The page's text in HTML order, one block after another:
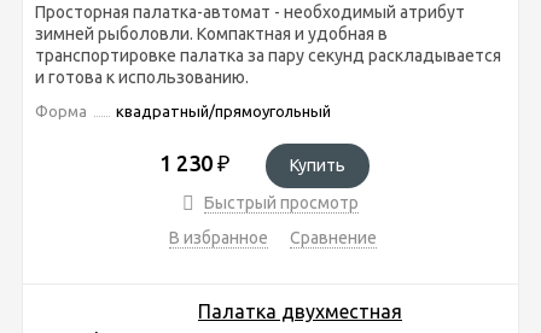
Просторная палатка-автомат - необходимый атрибут
зимней рыболовли. Компактная и удобная в
транспортировке палатка за пару секунд раскладывается
и готова к использованию.
Форма квадратный/прямоугольный
1 230 ₽
Купить
Быстрый просмотр
В избранное
Сравнение
Палатка двухместная